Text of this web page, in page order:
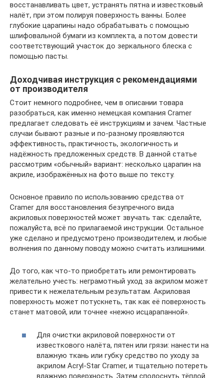
восстанавливать цвет, устранять пятна и известковый
налёт, при этом полируя поверхность ванны. Более
глубокие царапины надо обрабатывать с помощью
шлифовальной бумаги из комплекта, а потом довести
соответствующий участок до зеркального блеска с
помощью пасты.
Доходчивая инструкция с рекомендациями
от производителя
Стоит немного подробнее, чем в описании товара
разобраться, как именно немецкая компания Cramer
предлагает следовать её инструкциям и зачем. Частные
случаи бывают разные и по-разному проявляются
эффективность, практичность, экологичность и
надёжность предложенных средств. В данной статье
рассмотрим «обычный» вариант: несколько царапин на
акриле, изображённых на фото выше по тексту.
Основное правило по использованию средства от
Cramer для восстановления безупречного вида
акриловых поверхностей может звучать так: сделайте,
пожалуйста, всё по прилагаемой инструкции. Остальное
уже сделано и предусмотрено производителем, и любые
волнения по данному поводу можно считать излишними.
До того, как что-то приобретать или ремонтировать
желательно учесть: неграмотный уход за акрилом может
привести к нежелательным результатам. Акриловая
поверхность может потускнеть, так как её поверхность
станет матовой, или точнее «нежно исцарапанной».
Для очистки акриловой поверхности от
известкового налёта, пятен или грязи: нанести на
влажную ткань или губку средство по уходу за
акрилом Acryl-Star Cramer, и тщательно потереть
влажную поверхность. Затем сполоснуть тёплой